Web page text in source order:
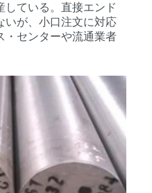
している。直接エンド
いが、小口注文に対応
・センターや流通業者